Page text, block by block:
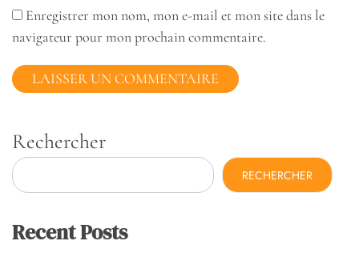
Enregistrer mon nom, mon e-mail et mon site dans le
navigateur pour mon prochain commentaire.
Rechercher
RECHERCHER
Recent Posts